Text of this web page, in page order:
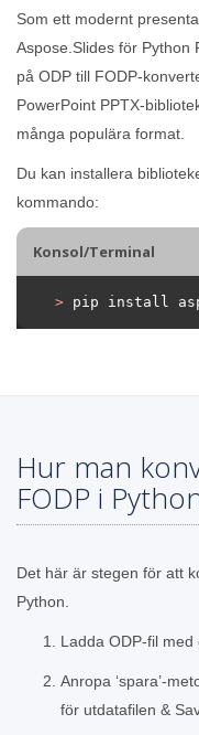
Som ett modernt
Aspose.Slides för Python
på ODP till FODP-
PowerPoint PPTX-
många populära format.
Du kan installera
kommando:
Konsol/Terminal
> pip install
Hur man
FODP i
Det här är stegen för att
Python.
Ladda ODP-fil
Anropa ‘spara’-
för utdatafilen &